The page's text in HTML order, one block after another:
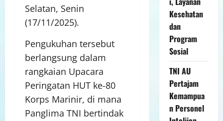
Selatan, Senin
(17/11/2025).
Pengukuhan tersebut
berlangsung dalam
rangkaian Upacara
Peringatan HUT ke-80
Korps Marinir, di mana
Panglima TNI bertindak
Kesehatan
dan
Program
Sosial
TNI AU
Pertajam
Kemampua
n Personel